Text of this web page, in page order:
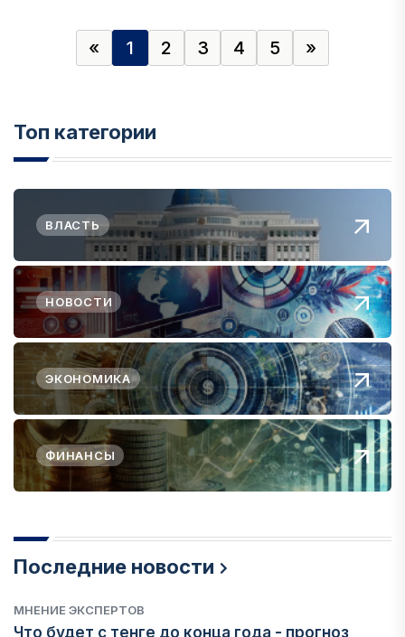
« 1 2 3 4 5 »
Топ категории
ВЛАСТЬ
НОВОСТИ
ЭКОНОМИКА
ФИНАНСЫ
Последние новости
МНЕНИЕ ЭКСПЕРТОВ
Что будет с тенге до конца года - прогноз